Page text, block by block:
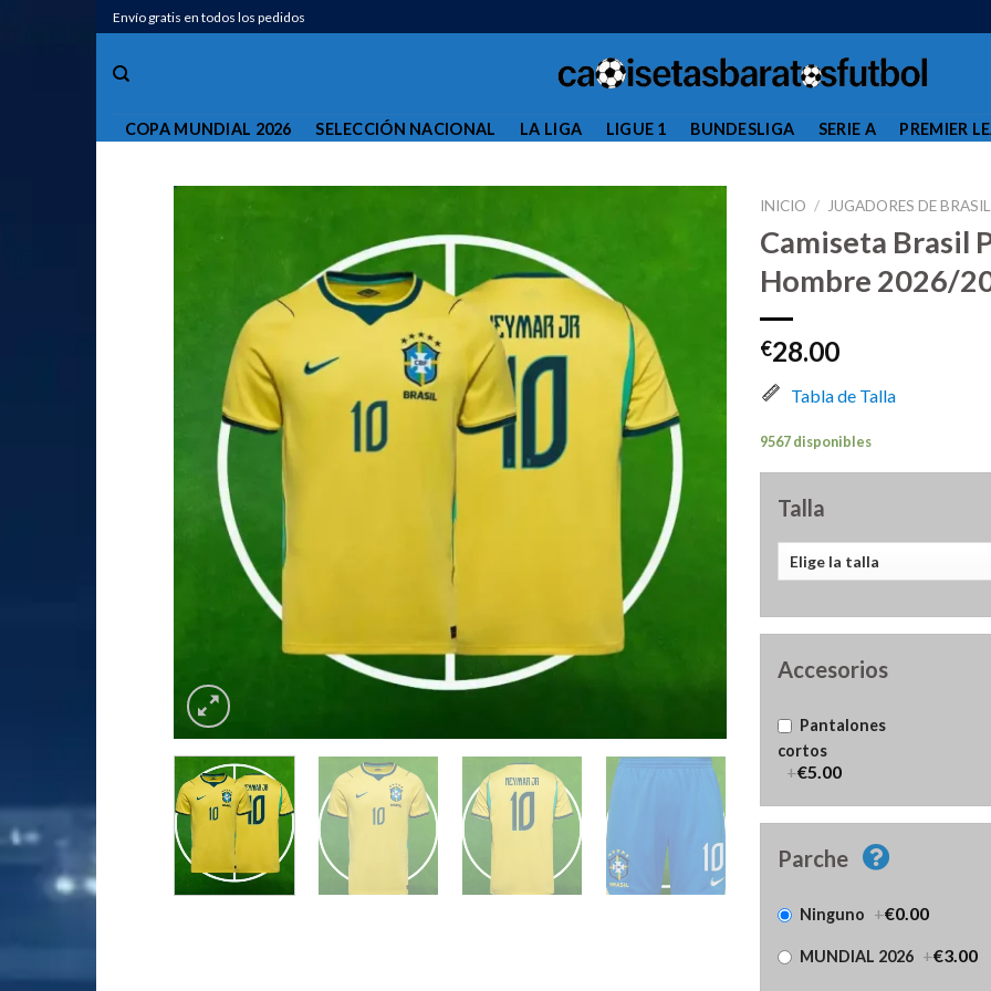
Saltar
al
contenido
Envío gratis en todos los pedidos
COPA MUNDIAL 2026 SELECCIÓN NACIONAL LA LIGA LIGUE 1 BUNDESLIGA SERIE A PREMIER
INICIO / JUGADORES DE BRASIL
Camiseta Brasil
Hombre 2026/
€28.00
Tabla de Talla
9567 disponibles
Talla
Accesorios
Pantalones
cortos
+€5.00
Parche
Ninguno +€0.00
MUNDIAL 2026 +€3.00